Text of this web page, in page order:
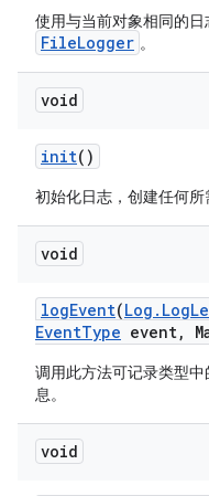
使用与当前对象相同的
FileLogger 。
void
init()
初始化日志，创建任何所
void
logEvent(Log . Log
EventType event,
调用此方法可记录类型
息。
void